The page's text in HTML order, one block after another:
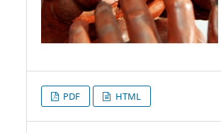
PDF HTML